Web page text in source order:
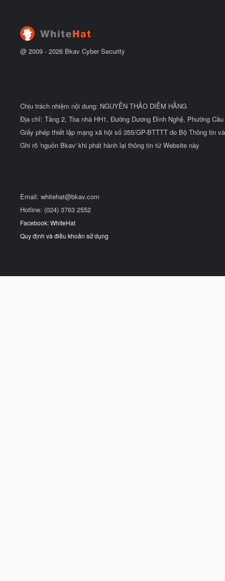
@ 2009 - 2026 Bkav Cyber Security
Chịu trách nhiệm nội dung: NGUYỄN THẢO DIỄM HẰNG
Địa chỉ: Tầng 2, Tòa nhà HH1, Đường Dương Đình Nghệ, Phường
Giấy phép thiết lập mạng xã hội số 355/GP-BTTTT do Bộ Thông tin
Ghi rõ 'nguồn Bkav' khi phát hành lại thông tin từ Website này
Email: whitehat@bkav.com
Hotline: (024) 3763 2552
Facebook: WhiteHat
Quy định và điều khoản sử dụng